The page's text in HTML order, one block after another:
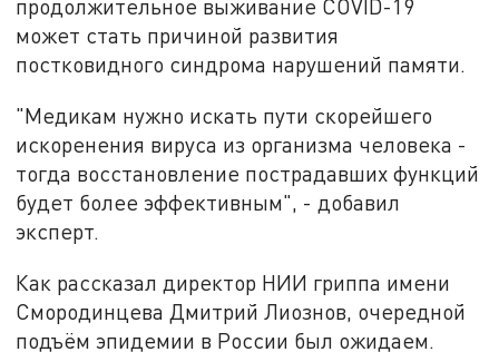
продолжительное выживание COVID-19
может стать причиной развития
постковидного синдрома нарушений памяти.
"Медикам нужно искать пути скорейшего
искоренения вируса из организма человека -
тогда восстановление пострадавших функций
будет более эффективным", - добавил
эксперт.
Как рассказал директор НИИ гриппа имени
Смородинцева Дмитрий Лиознов, очередной
подъём эпидемии в России был ожидаем.